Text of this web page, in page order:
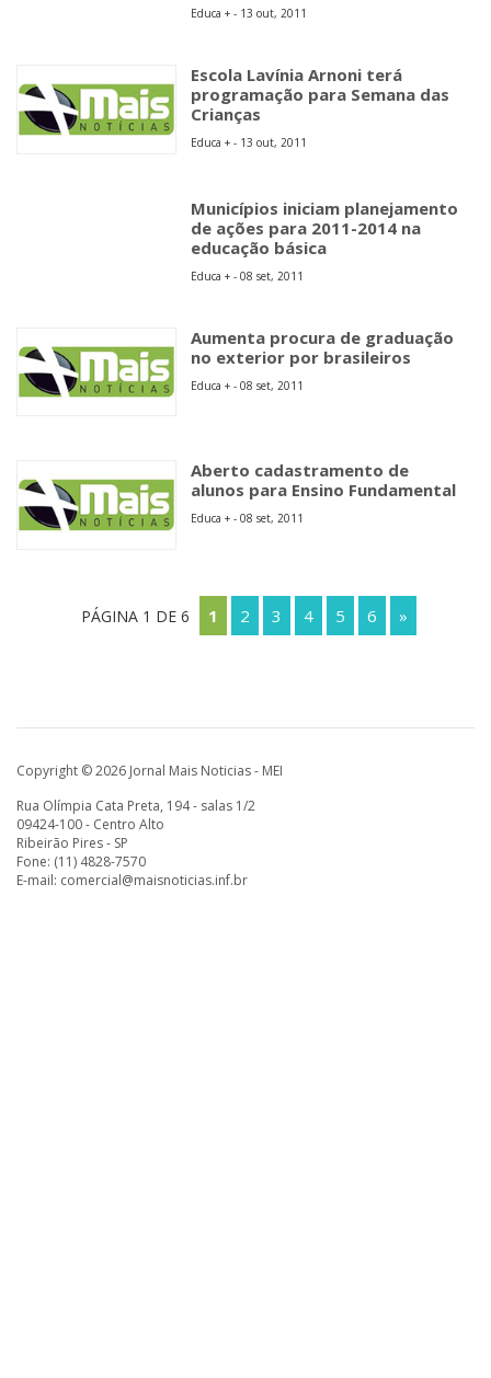
Educa + - 13 out, 2011
Escola Lavínia Arnoni terá
programação para Semana das
Crianças
Educa + - 13 out, 2011
Municípios iniciam planejamento
de ações para 2011-2014 na
educação básica
Educa + - 08 set, 2011
Aumenta procura de graduação
no exterior por brasileiros
Educa + - 08 set, 2011
Aberto cadastramento de
alunos para Ensino Fundamental
Educa + - 08 set, 2011
PÁGINA 1 DE 6 1 2 3 4 5 6 »
Copyright © 2026 Jornal Mais Noticias - MEI
Rua Olímpia Cata Preta, 194 - salas 1/2
09424-100 - Centro Alto
Ribeirão Pires - SP
Fone: (11) 4828-7570
E-mail: comercial@maisnoticias.inf.br